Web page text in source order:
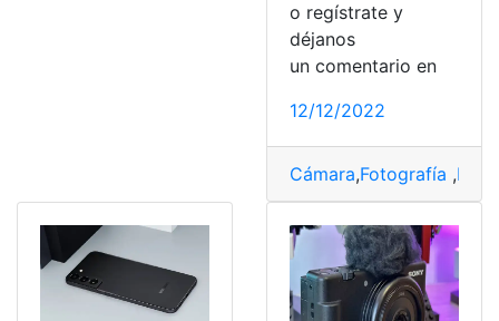
o regístrate y
déjanos
un comentario en
12/12/2022
Cámara,Fotografía ,